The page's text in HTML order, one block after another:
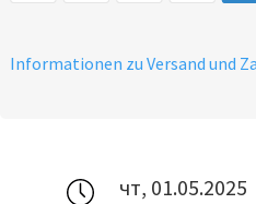
Informationen zu Versand und
чт, 01.05.2025